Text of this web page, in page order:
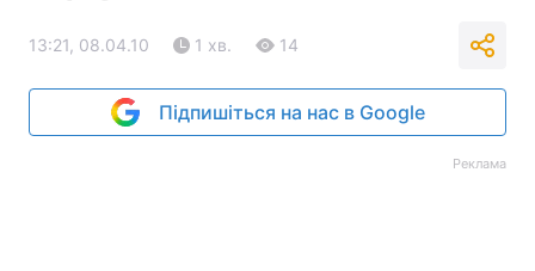
13:21, 08.04.10 1 хв. 14
Підпишіться на нас в Google
Реклама